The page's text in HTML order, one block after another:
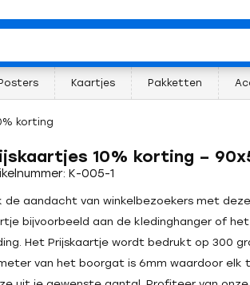
korting
Posters Kaartjes Pakketten
10% korting –
K-005-1
de aandacht van winkelbezoekers met
bijvoorbeeld aan de kledinghanger of
Het Prijskaartje wordt bedrukt op 300
van het boorgat is 6mm waardoor elk